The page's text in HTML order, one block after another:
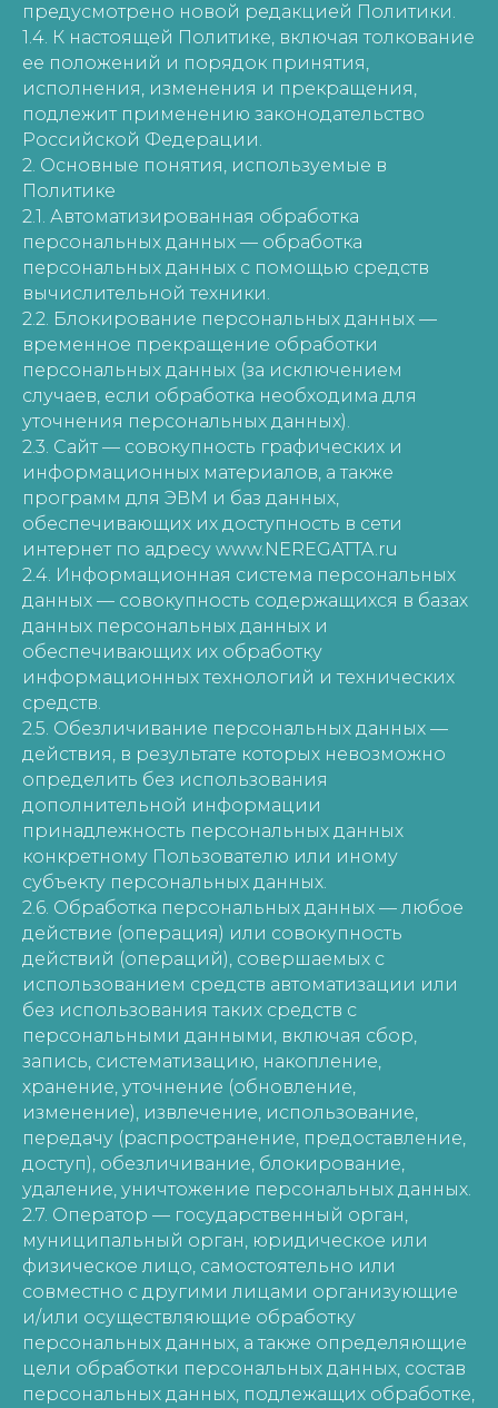
предусмотрено новой редакцией Политики.
1.4. К настоящей Политике, включая толкование
ее положений и порядок принятия,
исполнения, изменения и прекращения,
подлежит применению законодательство
Российской Федерации.
2. Основные понятия, используемые в
Политике
2.1. Автоматизированная обработка
персональных данных — обработка
персональных данных с помощью средств
вычислительной техники.
2.2. Блокирование персональных данных —
временное прекращение обработки
персональных данных (за исключением
случаев, если обработка необходима для
уточнения персональных данных).
2.3. Сайт — совокупность графических и
информационных материалов, а также
программ для ЭВМ и баз данных,
обеспечивающих их доступность в сети
интернет по адресу www.NEREGATTA.ru
2.4. Информационная система персональных
данных — совокупность содержащихся в базах
данных персональных данных и
обеспечивающих их обработку
информационных технологий и технических
средств.
2.5. Обезличивание персональных данных —
действия, в результате которых невозможно
определить без использования
дополнительной информации
принадлежность персональных данных
конкретному Пользователю или иному
субъекту персональных данных.
2.6. Обработка персональных данных — любое
действие (операция) или совокупность
действий (операций), совершаемых с
использованием средств автоматизации или
без использования таких средств с
персональными данными, включая сбор,
запись, систематизацию, накопление,
хранение, уточнение (обновление,
изменение), извлечение, использование,
передачу (распространение, предоставление,
доступ), обезличивание, блокирование,
удаление, уничтожение персональных данных.
2.7. Оператор — государственный орган,
муниципальный орган, юридическое или
физическое лицо, самостоятельно или
совместно с другими лицами организующие
и/или осуществляющие обработку
персональных данных, а также определяющие
цели обработки персональных данных, состав
персональных данных, подлежащих обработке,